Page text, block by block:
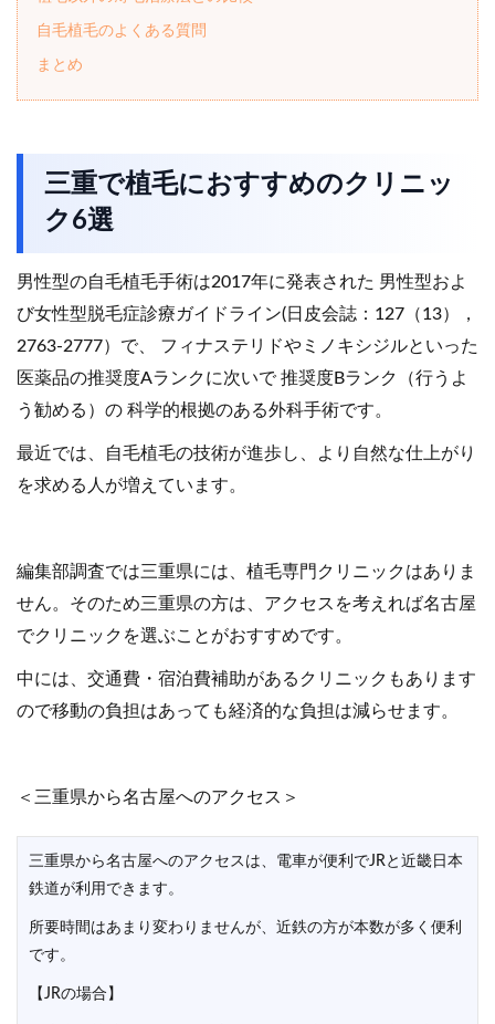
自毛植毛のよくある質問
まとめ
三重で植毛におすすめのクリニッ
ク6選
男性型の自毛植毛手術は2017年に発表された 男性型およ
び女性型脱毛症診療ガイドライン(日皮会誌：127（13），
2763-2777）で、 フィナステリドやミノキシジルといった
医薬品の推奨度Aランクに次いで 推奨度Bランク（行うよ
う勧める）の 科学的根拠のある外科手術です。
最近では、自毛植毛の技術が進歩し、より自然な仕上がり
を求める人が増えています。
編集部調査では三重県には、植毛専門クリニックはありま
せん。そのため三重県の方は、アクセスを考えれば名古屋
でクリニックを選ぶことがおすすめです。
中には、交通費・宿泊費補助があるクリニックもあります
ので移動の負担はあっても経済的な負担は減らせます。
＜三重県から名古屋へのアクセス＞
三重県から名古屋へのアクセスは、電車が便利でJRと近畿日本
鉄道が利用できます。
所要時間はあまり変わりませんが、近鉄の方が本数が多く便利
です。
【JRの場合】